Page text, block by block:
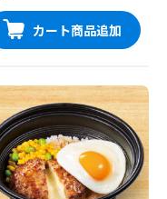
カート商品追加